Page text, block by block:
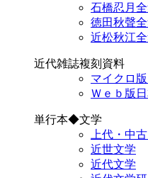
石橋忍月
徳田秋聲
近松秋江
近代雑誌複刻資料
マイクロ
Ｗｅｂ版
単行本◆文学
上代・中
近世文学
近代文学